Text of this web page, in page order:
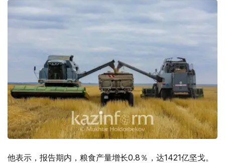
他表示，报告期内，粮食产量增长0.8％，达1421亿坚戈。